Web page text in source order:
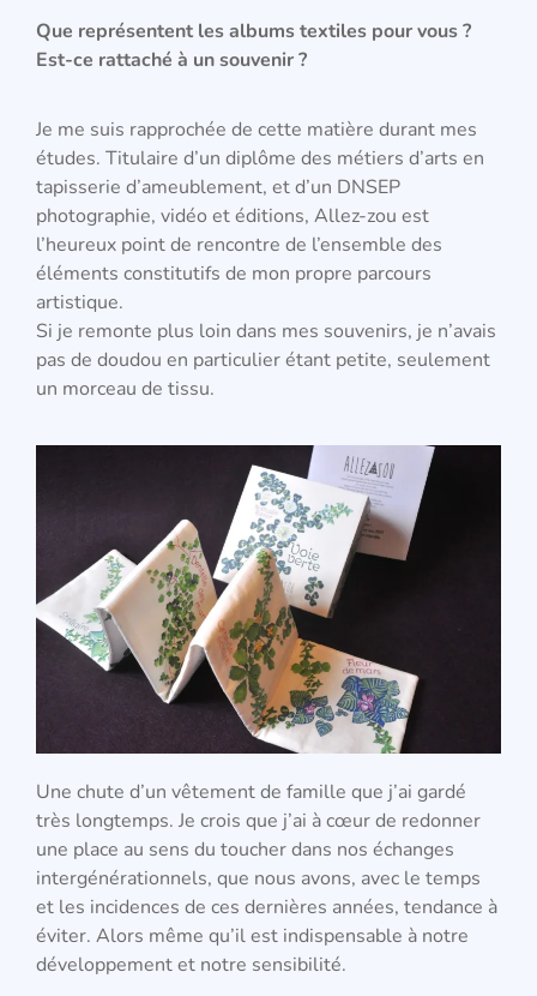
Que représentent les albums textiles pour vous ?
Est-ce rattaché à un souvenir ?
Je me suis rapprochée de cette matière durant mes
études. Titulaire d’un diplôme des métiers d’arts en
tapisserie d’ameublement, et d’un DNSEP
photographie, vidéo et éditions, Allez-zou est
l’heureux point de rencontre de l’ensemble des
éléments constitutifs de mon propre parcours
artistique.
Si je remonte plus loin dans mes souvenirs, je n’avais
pas de doudou en particulier étant petite, seulement
un morceau de tissu.
Une chute d’un vêtement de famille que j’ai gardé
très longtemps. Je crois que j’ai à cœur de redonner
une place au sens du toucher dans nos échanges
intergénérationnels, que nous avons, avec le temps
et les incidences de ces dernières années, tendance à
éviter. Alors même qu’il est indispensable à notre
développement et notre sensibilité.